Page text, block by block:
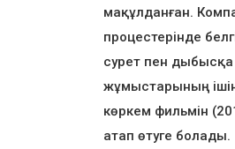
мақұлданған.
процестерінде
сурет пен
жұмыстарының
көркем фильмін
атап өтуге болады.